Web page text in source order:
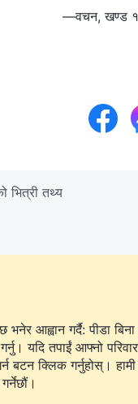
—वचन, खण्ड १।
भित्री तथ्य
आह्वान गर्दै: पीडा
यदि तपाईं आफ्नो
हामी तपाईंलाई प्रभुको